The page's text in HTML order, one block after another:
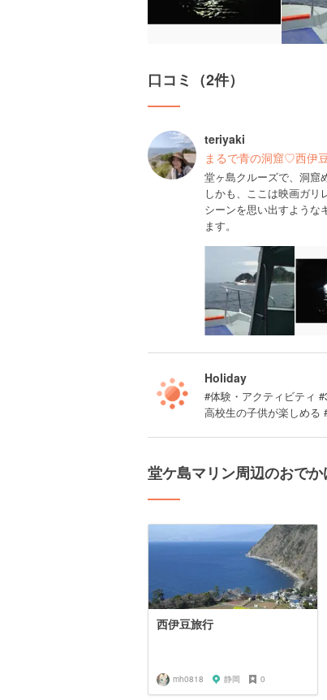
口コミ（2件）
teriyaki
まるで青の洞窟♡西伊
堂ヶ島クルーズで、洞窟
しかも、ここは映画ガリ
シーンを思い出すような
ます。
Holiday
#体験・アクティビティ
高校生の子供が楽しめる
堂ケ島マリン周辺のおで
西伊豆旅行
mh0818 静岡 0